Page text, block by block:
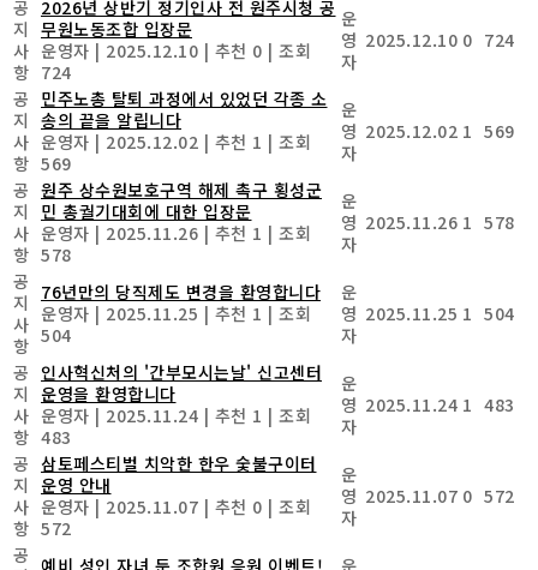
공
지
사
항
2026년 상반기 정기인사 전 원주시청 공
무원노동조합 입장문
운영자 | 2025.12.10 | 추천 0 | 조회
724
운
영
자
2025.12.10 0 724
공
지
사
항
민주노총 탈퇴 과정에서 있었던 각종 소
송의 끝을 알립니다
운영자 | 2025.12.02 | 추천 1 | 조회
569
운
영
자
2025.12.02 1 569
공
지
사
항
원주 상수원보호구역 해제 촉구 횡성군
민 총궐기대회에 대한 입장문
운영자 | 2025.11.26 | 추천 1 | 조회
578
운
영
자
2025.11.26 1 578
공
지
사
항
76년만의 당직제도 변경을 환영합니다
운영자 | 2025.11.25 | 추천 1 | 조회
504
운
영
자
2025.11.25 1 504
공
지
사
항
인사혁신처의 '간부모시는날' 신고센터
운영을 환영합니다
운영자 | 2025.11.24 | 추천 1 | 조회
483
운
영
자
2025.11.24 1 483
공
지
사
항
삼토페스티벌 치악한 한우 숯불구이터
운영 안내
운영자 | 2025.11.07 | 추천 0 | 조회
572
운
영
자
2025.11.07 0 572
공 예비 성인 자녀 둔 조합원 응원 이벤트!
운